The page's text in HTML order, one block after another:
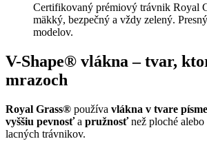
Certifikovaný prémiový trávnik Royal
mäkký, bezpečný a vždy zelený.
modelov.
V-Shape® vlákna – tvar,
mrazoch
Royal Grass® používa vlákna v tvare
vyššiu pevnosťa pružnosťnež ploché
lacných trávnikov.